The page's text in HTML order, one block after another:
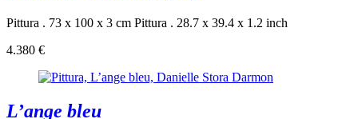
Pittura . 73 x 100 x 3 cm Pittura . 28.7 x 39.4 x 1.2 inch
4.380 €
L’ange bleu